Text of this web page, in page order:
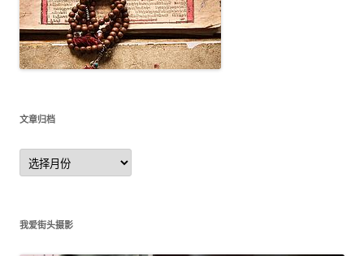
文章归档
文
章
归
我爱街头摄影